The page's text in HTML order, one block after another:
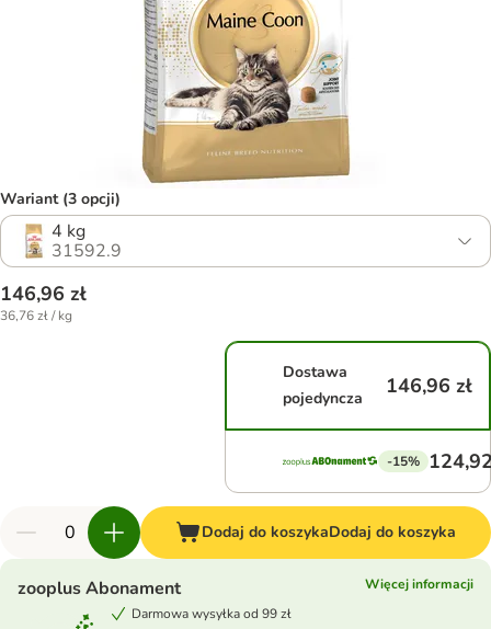
Wariant (3 opcji)
4 kg
31592.9
146,96 zł
36,76 zł / kg
Dostawa
pojedyncza
146,96 zł
-15%
Dodaj do koszykaDodaj do koszyka
zooplus Abonament
Więcej informacji
Darmowa wysyłka od 99 zł